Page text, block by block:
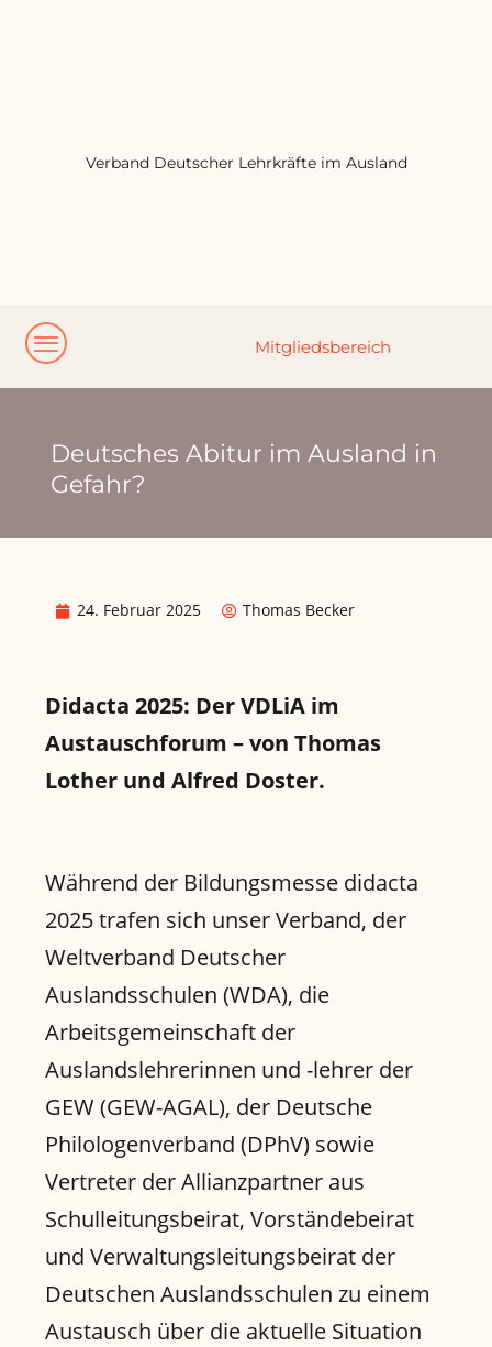
Verband Deutscher Lehrkräfte im Ausland
Deutsches Abitur im Ausland in
Gefahr?
24. Februar 2025 Thomas Becker
Didacta 2025: Der VDLiA im
Austauschforum – von Thomas
Lother und Alfred Doster.
Während der Bildungsmesse didacta
2025 trafen sich unser Verband, der
Weltverband Deutscher
Auslandsschulen (WDA), die
Arbeitsgemeinschaft der
Auslandslehrerinnen und -lehrer der
GEW (GEW-AGAL), der Deutsche
Philologenverband (DPhV) sowie
Vertreter der Allianzpartner aus
Schulleitungsbeirat, Vorständebeirat
und Verwaltungsleitungsbeirat der
Deutschen Auslandsschulen zu einem
Austausch über die aktuelle Situation